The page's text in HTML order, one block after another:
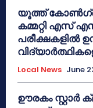
യൂത്ത്
കമ്മറ്റി എസ്
പരീക്ഷകളിൽ
Local News June
ഊരകം സ്റ്റാർ